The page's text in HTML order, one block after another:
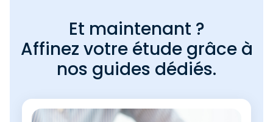
Et maintenant ?
Affinez votre étude grâce à
nos guides dédiés.